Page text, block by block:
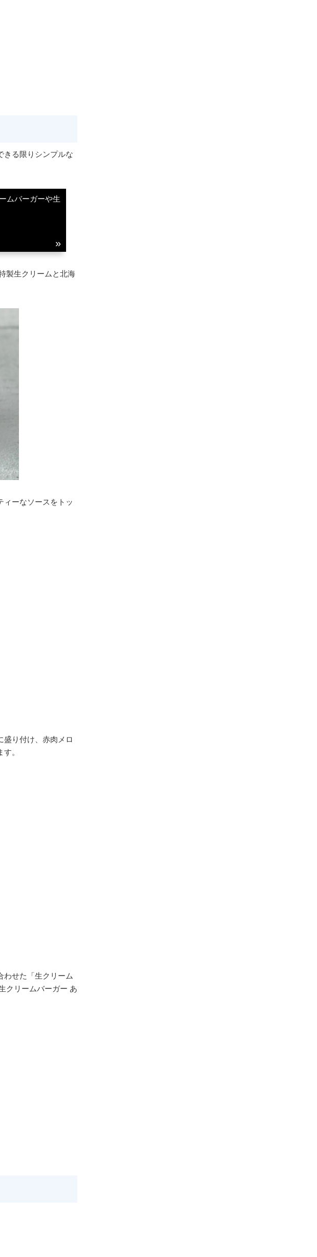
きる限りシンプルな
ムバーガーや生
製生クリームと北海
ィーなソースをトッ
盛り付け、赤肉メロ
。
わせた「生クリーム
クリームバーガー あ